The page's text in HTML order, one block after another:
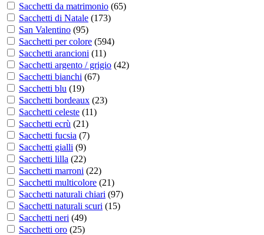
Sacchetti da matrimonio (65)
Sacchetti di Natale (173)
San Valentino (95)
Sacchetti per colore (594)
Sacchetti arancioni (11)
Sacchetti argento / grigio (42)
Sacchetti bianchi (67)
Sacchetti blu (19)
Sacchetti bordeaux (23)
Sacchetti celeste (11)
Sacchetti ecrù (21)
Sacchetti fucsia (7)
Sacchetti gialli (9)
Sacchetti lilla (22)
Sacchetti marroni (22)
Sacchetti multicolore (21)
Sacchetti naturali chiari (97)
Sacchetti naturali scuri (15)
Sacchetti neri (49)
Sacchetti oro (25)